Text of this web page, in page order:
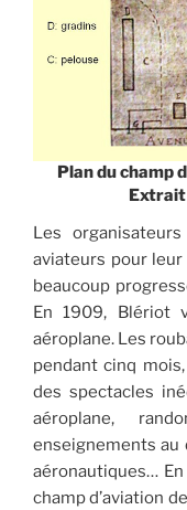
Plan du champ
Extrait
Les
aviateurs pour leur
beaucoup
En 1909, Blériot
aéroplane. Les
pendant cinq
des spectacles
aéroplane,
enseignements au
aéronautiques…
champ d’aviation